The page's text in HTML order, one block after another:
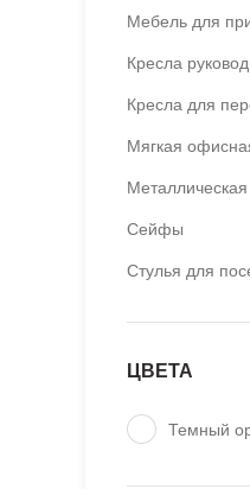
Мебель для
Кресла
Кресла для
Мягкая
Сейфы
Стулья для
ЦВЕТА
Темный